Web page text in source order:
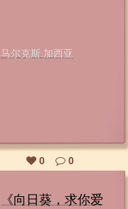
马尔克斯.加西亚
0 0
《向日葵，求你爱